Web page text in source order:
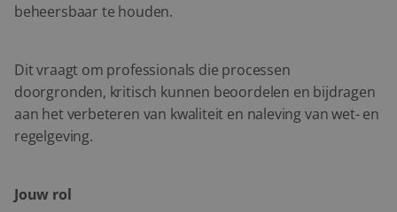
beheersbaar te houden.
Dit vraagt om professionals die processen
doorgronden, kritisch kunnen beoordelen en bijdragen
aan het verbeteren van kwaliteit en naleving van wet- en
regelgeving.
Jouw rol